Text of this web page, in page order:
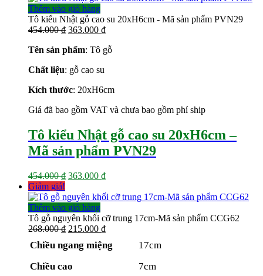
Thêm vào giỏ hàng
Tô kiểu Nhật gỗ cao su 20xH6cm - Mã sản phẩm PVN29
454.000₫ Giá
là:
363.000 ₫Giá
tại
Tên sản phẩm: Tô gỗ
Chất liệu: gỗ cao su
Kích thước: 20xH6cm
Giá đã bao gồm VAT và chưa bao gồm phí ship
Tô kiểu Nhật gỗ cao su 20xH6cm –
Mã sản phẩm PVN29
454.000₫ Giá
là:
454.000 ₫.
363.000 ₫Giá
tại
363.000 ₫.
Giảm giá!
Thêm vào giỏ hàng
Tô gỗ nguyên khối cỡ trung 17cm-Mã sản phẩm CCG62
268.000₫ Giá
là:
215.000 ₫Giá
tại
215.000 ₫.
Chiều ngang miệng
17cm
Chiều cao
7cm